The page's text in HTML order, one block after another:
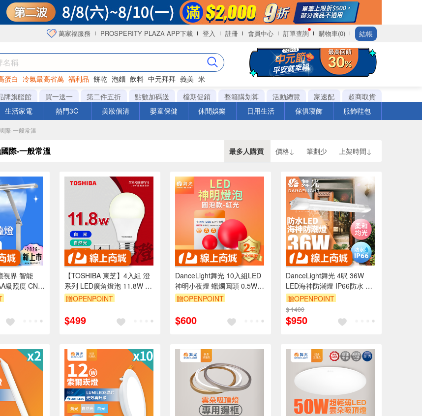
萬家福服務 PROSPERITY PLAZA APP下載 登入 註冊 會員中心 訂單查詢 購物車(0) 結帳
蛋白 冷氣最高省萬 福利品 餅乾 泡麵 飲料 中元拜拜 義美 米
牌旗艦館 買一送一 第二件五折 點數加碼送 檔期促銷 整箱購划算 活動總覽 家速配
超商取貨
生活家電 熱門3C 美妝個清 嬰童保健 休閒娛樂 日用生活 傢俱寢飾 服飾鞋包
際-一般常溫
國際-一般常溫 最多人購買 價格↓ 筆劃少 上架時間↓
視界 智能
級照度 CNS
【TOSHIBA 東芝】4入組 澄
系列 LED廣角燈泡 11.8W 高
亮省電(晝光色/自然色/燈泡
贈OPENPOINT
$499
DanceLight舞光 10入組LED
神明小夜燈 蠟燭圓頭 0.5W
E27 燈泡(紅光/黃光)
贈OPENPOINT
$600
DanceLight舞光 4呎 36W
LED海神防潮燈 IP66防水 戶
外燈具(白光)
贈OPENPOINT
訂單滿999享9折
$ 1400
$950